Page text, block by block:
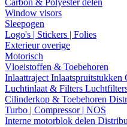
Carbon & Polyester delen
Window visors
Sleepogen
Logo's | Stickers | Folies
Exterieur overige
Motorisch
Vloeistoffen & Toebehoren
Inlaattraject Inlaatspruitstukken
Luchtinlaat & Filters
Cilinderkop & Toebehoren
Turbo | Compressor | NOS
Interne motorblok delen